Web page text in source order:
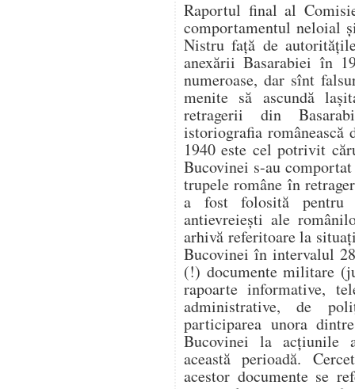
Raportul final al
comportamentul neloial
Nistru față de
anexării Basarabiei în
numeroase, dar sînt
menite să ascundă
retragerii din
istoriografia
1940 este cel potrivit
Bucovinei s-au
trupele române în
a fost folosită pentru
antievreiești ale
arhivă referitoare la
Bucovinei în intervalul
(!) documente militare
rapoarte informative,
administrative, de
participarea unora
Bucovinei la acțiunile
această perioadă.
acestor documente se